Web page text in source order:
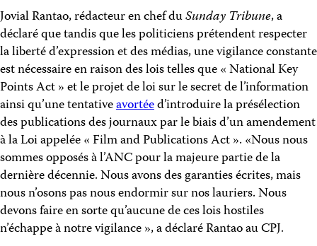
Jovial Rantao, rédacteur en chef duSunday Tribune, a
déclaré que tandis que les politiciens prétendent respecter
la liberté d’expression et des médias, une vigilance constante
est nécessaire en raison des lois telles que « National Key
Points Act » et le projet de loi sur le secret de l’information
ainsi qu’une tentativeavortéed’introduire la présélection
des publications des journaux par le biais d’un amendement
à la Loi appelée « Film and Publications Act ». «Nous nous
sommes opposés à l’ANC pour la majeure partie de la
dernière décennie. Nous avons des garanties écrites, mais
nous n’osons pas nous endormir sur nos lauriers. Nous
devons faire en sorte qu’aucune de ces lois hostiles
n’échappe à notre vigilance », a déclaré Rantao au CPJ.